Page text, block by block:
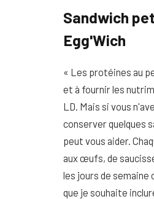
Sandwich
Egg'Wich
« Les protéines au
et à fournir les
LD. Mais si vous
conserver quelques
peut vous aider.
aux œufs, de
les jours de
que je souhaite